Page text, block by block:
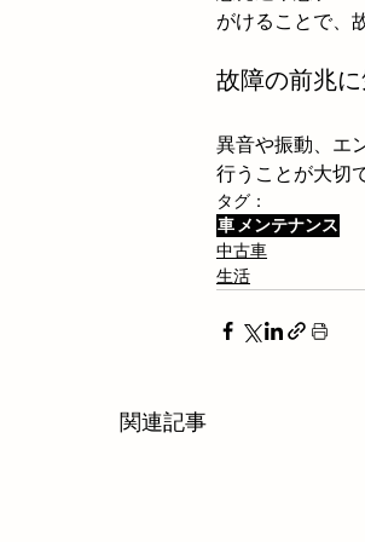
がけることで、
故障の前兆
異音や振動、エ
行うことが大切
タグ：
車 メンテナンス
中古車
生活
関連記事